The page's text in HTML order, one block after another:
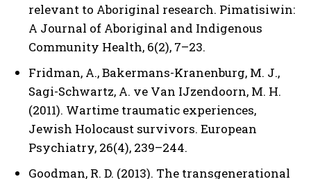
relevant to Aboriginal research. Pimatisiwin:
A Journal of Aboriginal and Indigenous
Community Health, 6(2), 7–23.
Fridman, A., Bakermans-Kranenburg, M. J.,
Sagi-Schwartz, A. ve Van IJzendoorn, M. H.
(2011). Wartime traumatic experiences,
Jewish Holocaust survivors. European
Psychiatry, 26(4), 239–244.
Goodman, R. D. (2013). The transgenerational